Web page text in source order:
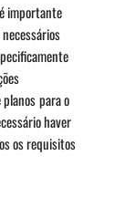
importante
para o
haver
os requisitos